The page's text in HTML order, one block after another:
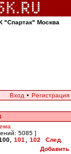
"Спартак" Москва
Вход • Регистрация
5085 ]
, 101 102
След.
Добавить